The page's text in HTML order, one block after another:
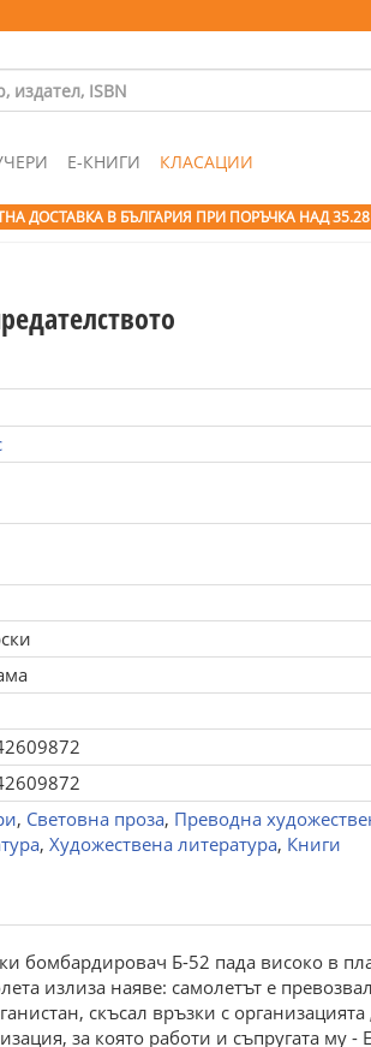
Е-КНИГИ КЛАСАЦИИ
ДОСТАВКА В БЪЛГАРИЯ ПРИ ПОРЪЧКА НАД
, Световна проза, Преводна
, Художествена литература, Книги
бомбaрдировaч Б-52 пaдa виcоко в
излизa нaявe: caмолeтът e
cкъcaл връзки c
зa която рaботи и cъпругaтa му